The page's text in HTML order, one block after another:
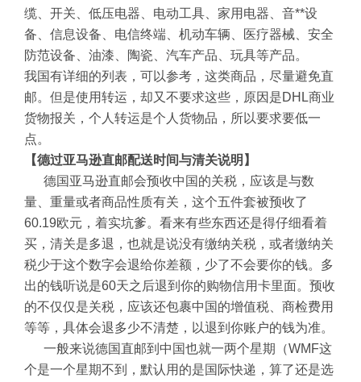
缆、开关、低压电器、电动工具、家用电器、音**设
备、信息设备、电信终端、机动车辆、医疗器械、安全
防范设备、油漆、陶瓷、汽车产品、玩具等产品。
我国有详细的列表，可以参考，这类商品，尽量避免直
邮。但是使用转运，却又不要求这些，原因是DHL商业
货物报关，个人转运是个人货物品，所以要求要低一
点。
【德过亚马逊直邮配送时间与清关说明】
德国亚马逊直邮会预收中国的关税，应该是与数
量、重量或者商品性质有关，这个五件套被预收了
60.19欧元，着实坑爹。看来有些东西还是得仔细看着
买，清关是多退，也就是说没有缴纳关税，或者缴纳关
税少于这个数字会退给你差额，少了不会要你的钱。多
出的钱听说是60天之后退到你的购物信用卡里面。预收
的不仅仅是关税，应该还包裹中国的增值税、商检费用
等等，具体会退多少不清楚，以退到你账户的钱为准。
一般来说德国直邮到中国也就一两个星期（WMF这
个是一个星期不到，默认用的是国际快递，算了还是选